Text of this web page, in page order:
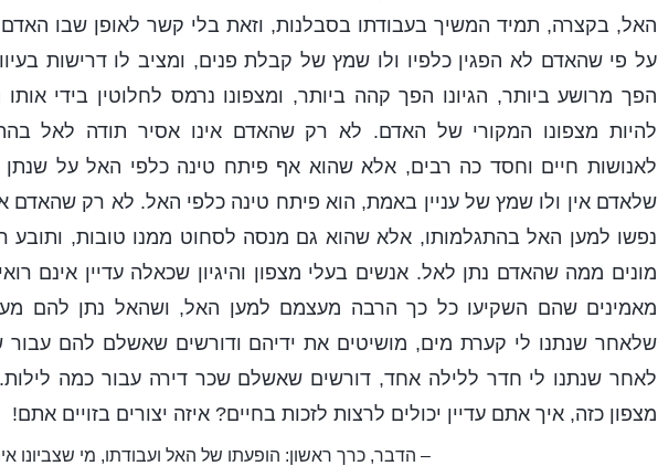
האל, בקצרה, תמיד המשיך בעבודתו בסבלנות, וזאת בלי קשר לאופן שבו
על פי שהאדם לא הפגין כלפיו ולו שמץ של קבלת פנים, ומציב לו דרישות
הפך מרושע ביותר, הגיונו הפך קהה ביותר, ומצפונו נרמס לחלוטין בידי
להיות מצפונו המקורי של האדם. לא רק שהאדם אינו אסיר תודה לאל
לאנושות חיים וחסד כה רבים, אלא שהוא אף פיתח טינה כלפי האל על
שלאדם אין ולו שמץ של עניין באמת, הוא פיתח טינה כלפי האל. לא רק שהאדם
נפשו למען האל בהתגלמותו, אלא שהוא גם מנסה לסחוט ממנו טובות, ותובע
מונים ממה שהאדם נתן לאל. אנשים בעלי מצפון והיגיון שכאלה עדיין אינם
מאמינים שהם השקיעו כל כך הרבה מעצמם למען האל, ושהאל נתן להם
שלאחר שנתנו לי קערת מים, מושיטים את ידיהם ודורשים שאשלם להם עבור
לאחר שנתנו לי חדר ללילה אחד, דורשים שאשלם שכר דירה עבור כמה לילות.
מצפון כזה, איך אתם עדיין יכולים לרצות לזכות בחיים? איזה יצורים בזויים אתם!
– הדבר, כרך ראשון: הופעתו של האל ועבודתו, מי שצביונו